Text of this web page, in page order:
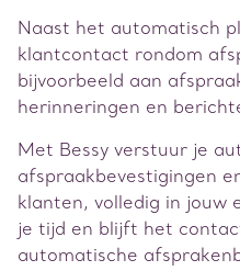
Naast het automatisch
klantcontact rondom
bijvoorbeeld aan
herinneringen en
Met Bessy verstuur je
afspraakbevestigingen
klanten, volledig in jouw
je tijd en blijft het
automatische